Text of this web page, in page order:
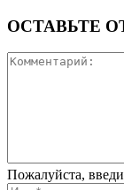
ОСТАВЬТЕ
Пожалуйста,